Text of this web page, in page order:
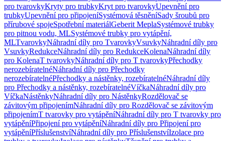
pro tvarovkyKryty pro trubkyKryt pro tvarovkyUpevnění pro
trubkyUpevnění pro připojeníSystémová těsněníSady šroubů pro
přírubové spojeSpotřební materiálGeberit MeplaSystémové trubky
pro pitnou vodu, MLSystémové trubky pro vytápění,
MLTvarovkyNáhradní díly pro TvarovkyVsuvkyNáhradní díly pro
VsuvkyRedukceNáhradní díly pro RedukceKolenaNáhradní díly
pro KolenaT tvarovkyNáhradní díly pro T tvarovkyPřechodky
nerozebíratelnéNáhradní díly pro Přechodky
nerozebíratelnéPřechodky a nástěnky, rozebíratelnéNáhradní díly
pro Přechodky a nástěnky, rozebíratelnéVíčkaNáhradní díly pro
VíčkaNástěnkyNáhradní díly pro NástěnkyRozdělovač se
závitovým připojenímNáhradní díly pro Rozdělovač se závitovým
připojenímT tvarovky pro vytápěníNáhradní díly pro T tvarovky pro
vytápěníPřipojení pro vytápěníNáhradní díly pro Připojení pro
vytápěníPříslušenstvíNáhradní díly pro PříslušenstvíIzolace pro